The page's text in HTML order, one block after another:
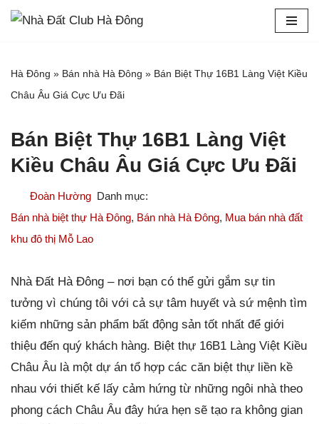
Hà Đông » Bán nhà Hà Đông » Bán Biệt Thự 16B1 Làng Việt Kiều
Châu Âu Giá Cực Ưu Đãi
Bán Biệt Thự 16B1 Làng Việt
Kiều Châu Âu Giá Cực Ưu Đãi
Đoàn Hường
Bán nhà biệt thự Hà Đông, Bán nhà Hà Đông, Mua bán nhà đất
khu đô thị Mỗ Lao
Nhà Đất Hà Đông – nơi bạn có thể gửi gắm sự tin
tưởng vì chúng tôi với cả sự tâm huyết và sứ mệnh tìm
kiếm những sản phẩm bất động sản tốt nhất để giới
thiệu đến quý khách hàng. Biệt thự 16B1 Làng Việt Kiều
Châu Âu là một dự án tổ hợp các căn biệt thự liền kề
nhau với thiết kế lấy cảm hứng từ những ngôi nhà theo
phong cách Châu Âu đây hứa hẹn sẽ tạo ra không gian